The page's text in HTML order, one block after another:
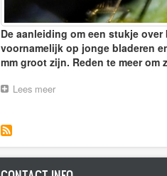
De aanleiding om een stukje
voornamelijk op jonge bladeren
mm groot zijn. Reden te meer
Lees meer